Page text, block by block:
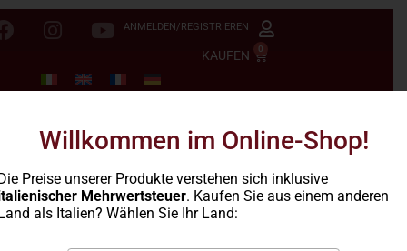
ANMELDEN/REGISTRIEREN
KAUFEN 0
Willkommen im Online-Shop!
Preise unserer Produkte verstehen sich inklusive
Mehrwertsteuer. Kaufen Sie aus einem anderen
als Italien? Wählen Sie Ihr Land: